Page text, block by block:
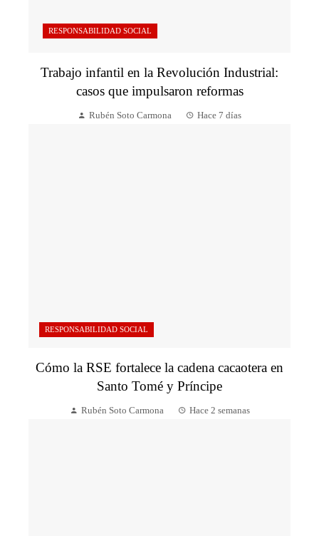
RESPONSABILIDAD SOCIAL
Trabajo infantil en la Revolución Industrial:
casos que impulsaron reformas
Rubén Soto Carmona Hace 7 días
RESPONSABILIDAD SOCIAL
Cómo la RSE fortalece la cadena cacaotera en
Santo Tomé y Príncipe
Rubén Soto Carmona Hace 2 semanas